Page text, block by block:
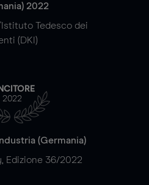
2022
Tedesco dei
(DKI)
2022
(Germania)
Edizione 36/2022